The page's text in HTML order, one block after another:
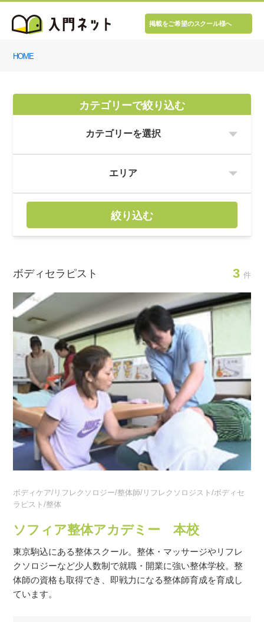
掲載をご希望のスクール様へ
HOME
カテゴリーで絞り込む
絞り込む
ボディセラピスト 3 件
ボディケア/リフレクソロジー/整体師/リフレクソロジスト/ボディセ
ラピスト/整体
ソフィア整体アカデミー 本校
東京駒込にある整体スクール。整体・マッサージやリフレ
クソロジーなど少人数制で就職・開業に強い整体学校。整
体師の資格も取得でき、即戦力になる整体師育成を育成し
ています。